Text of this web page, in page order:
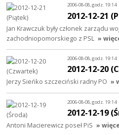
2006-08-08, godz. 19:14
2012-12-21
Jan Krawczuk były członek zarządu
zachodniopomorskiego z PSL
»
2006-08-08, godz. 19:14
2012-12-20
Jerzy Sieńko szczeciński radny PO »
2006-08-08, godz. 19:14
2012-12-19
Antoni Macierewicz poseł PiS »